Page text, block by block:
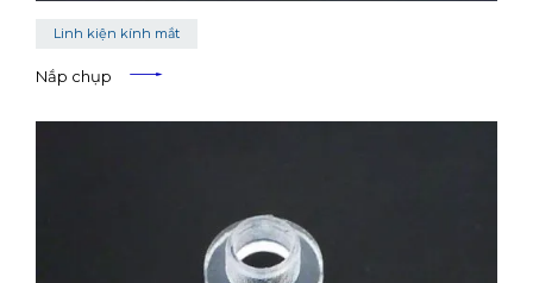
Linh kiện kính mắt
Nắp chụp